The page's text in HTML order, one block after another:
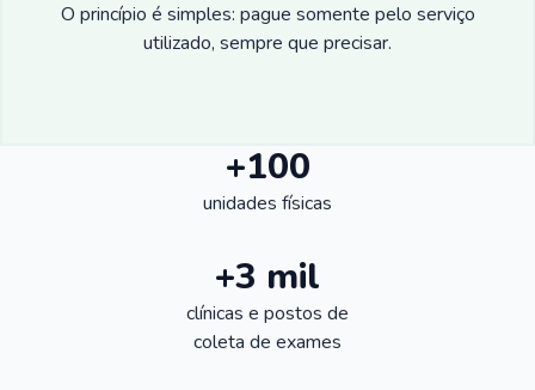
O princípio é simples: pague somente pelo serviço
utilizado, sempre que precisar.
+100
unidades físicas
+3 mil
clínicas e postos de
coleta de exames